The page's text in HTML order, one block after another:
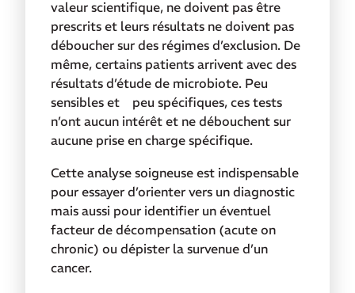
valeur scientifique, ne doivent pas être
prescrits et leurs résultats ne doivent pas
déboucher sur des régimes d’exclusion. De
même, certains patients arrivent avec des
résultats d’étude de microbiote. Peu
sensibles et peu spécifiques, ces tests
n’ont aucun intérêt et ne débouchent sur
aucune prise en charge spécifique.
Cette analyse soigneuse est indispensable
pour essayer d’orienter vers un diagnostic
mais aussi pour identifier un éventuel
facteur de décompensation (acute on
chronic) ou dépister la survenue d’un
cancer.